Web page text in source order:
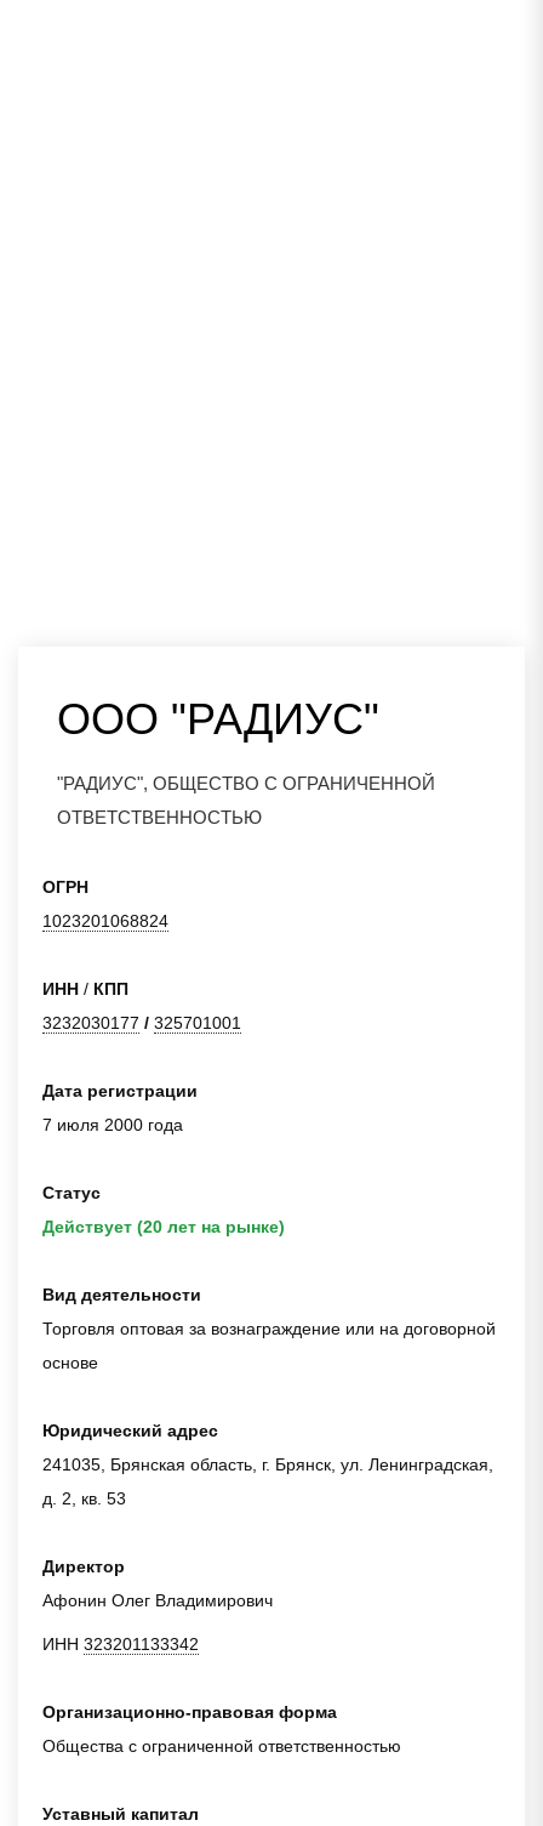
ООО "РАДИУС"
"РАДИУС", ОБЩЕСТВО С ОГРАНИЧЕННОЙ
ОТВЕТСТВЕННОСТЬЮ
ОГРН
1023201068824
ИНН / КПП
3232030177 / 325701001
Дата регистрации
7 июля 2000 года
Статус
Действует (20 лет на рынке)
Вид деятельности
Торговля оптовая за вознаграждение или на договорной
основе
Юридический адрес
241035, Брянская область, г. Брянск, ул. Ленинградская,
д. 2, кв. 53
Директор
Афонин Олег Владимирович
ИНН 323201133342
Организационно-правовая форма
Общества с ограниченной ответственностью
Уставный капитал